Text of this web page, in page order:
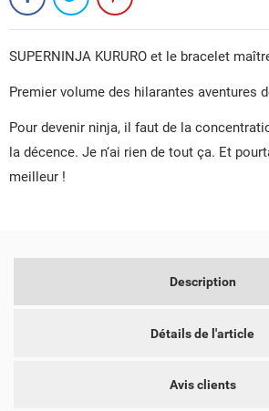
SUPERNINJA KURURO et le bracelet
Premier volume des hilarantes aventures
Pour devenir ninja, il faut de la
la décence. Je n‘ai rien de tout ça. Et
meilleur !
Description
Détails de l'article
Avis clients
CRÉER UNE LISTE D'ENVIES